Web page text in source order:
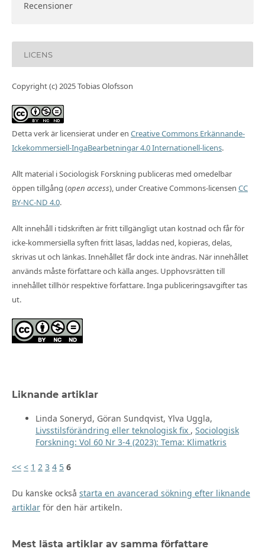
Recensioner
LICENS
Copyright (c) 2025 Tobias Olofsson
Detta verk är licensierat under en Creative Commons Erkännande-
Ickekommersiell-IngaBearbetningar 4.0 Internationell-licens.
Allt material i Sociologisk Forskning publiceras med omedelbar
öppen tillgång (open access), under Creative Commons-licensen CC
BY-NC-ND 4.0.
Allt innehåll i tidskriften är fritt tillgängligt utan kostnad och får för
icke-kommersiella syften fritt läsas, laddas ned, kopieras, delas,
skrivas ut och länkas. Innehållet får dock inte ändras. När innehållet
används måste författare och källa anges. Upphovsrätten till
innehållet tillhör respektive författare. Inga publiceringsavgifter tas
ut.
Liknande artiklar
Linda Soneryd, Göran Sundqvist, Ylva Uggla,
Livsstilsförändring eller teknologisk fix , Sociologisk
Forskning: Vol 60 Nr 3-4 (2023): Tema: Klimatkris
<< < 1 2 3 4 5 6
Du kanske också starta en avancerad sökning efter liknande
artiklarför den här artikeln.
Mest lästa artiklar av samma författare